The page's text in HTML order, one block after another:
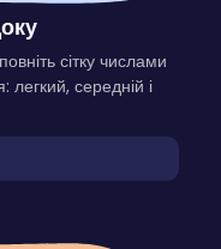
сітку числами
легкий, середній і